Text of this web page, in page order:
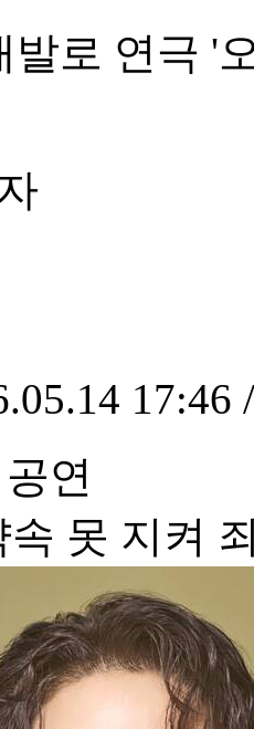
발로 연극 '
17:46
연
못 지켜